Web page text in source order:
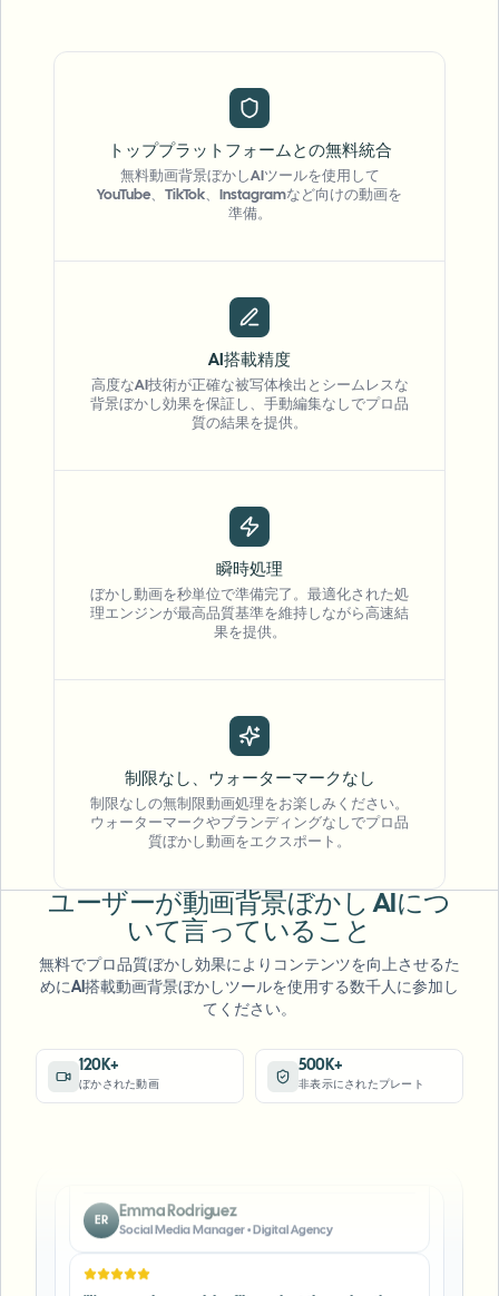
トッププラットフォームとの無料統合
無料動画背景ぼかしAIツールを使用して
YouTube、TikTok、Instagramなど向けの動画を
準備。
AI搭載精度
高度なAI技術が正確な被写体検出とシームレスな
背景ぼかし効果を保証し、手動編集なしでプロ品
質の結果を提供。
瞬時処理
ぼかし動画を秒単位で準備完了。最適化された処
理エンジンが最高品質基準を維持しながら高速結
果を提供。
制限なし、ウォーターマークなし
制限なしの無制限動画処理をお楽しみください。
ウォーターマークやブランディングなしでプロ品
質ぼかし動画をエクスポート。
ユーザーが動画背景ぼかし AIにつ
いて言っていること
無料でプロ品質ぼかし効果によりコンテンツを向上させるた
めにAI搭載動画背景ぼかしツールを使用する数千人に参加し
てください。
120K+
ぼかされた動画
500K+
非表示にされたプレート
The blur tools are a lifesaver — I can softly
blur distracting backgrounds and
my vlogs."
Sarah Johnson
Content Creator •YouTube
blur and automatic license-plate hiding
keeps posts compliant and on-brand without
"I've used many blur filters, but the adaptive
face and plate blur here are the most natural-